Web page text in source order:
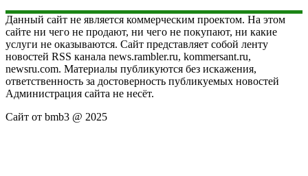
Данный сайт не является коммерческим проектом. На этом
сайте ни чего не продают, ни чего не покупают, ни какие
услуги не оказываются. Сайт представляет собой ленту
новостей RSS канала news.rambler.ru, kommersant.ru,
newsru.com. Материалы публикуются без искажения,
ответственность за достоверность публикуемых новостей
Администрация сайта не несёт.
Сайт от bmb3 @ 2025